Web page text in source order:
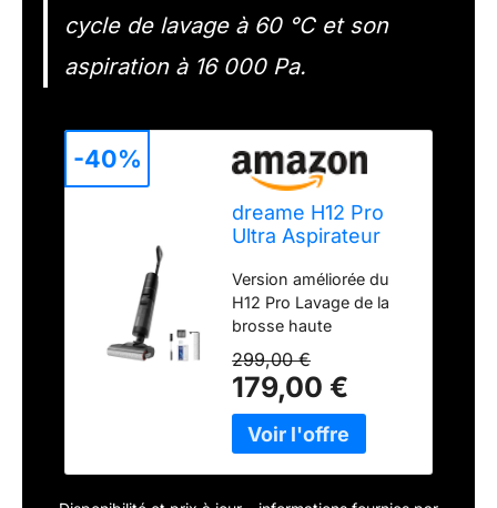
cycle de lavage à 60 °C et son
aspiration à 16 000 Pa.
dreame H12 Pro
Ultra Aspirateur
16 000Pa, Lavage
60 °C
Version améliorée du
H12 Pro Lavage de la
brosse haute
température à 60 °C et
séchage à l'air chaud:
Une brosse plus
avancée avec
nettoyage et
299,00 €
179,00 €
-40%